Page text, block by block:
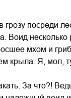
грозу посреди
Воид несколько
мхом и
крыла. Я, мол,
За что?!